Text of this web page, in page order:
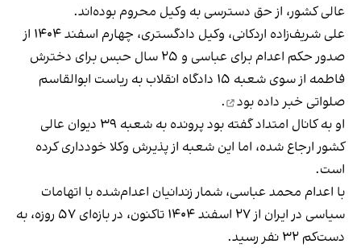
عالی کشور، از حق دسترسی به وکیل محروم بوده‌اند.
علی شریف‌زاده اردکانی، وکیل دادگستری، چهارم اسفند ۱۴۰۴ از
صدور حکم اعدام برای عباسی و ۲۵ سال حبس برای دخترش
فاطمه از سوی شعبه ۱۵ دادگاه انقلاب به ریاست ابوالقاسم
صلواتی خبر داده بود
.
او به کانال امتداد گفته بود پرونده به شعبه ۳۹ دیوان عالی
کشور ارجاع شده، اما این شعبه از پذیرش وکلا خودداری کرده
است.
با اعدام محمد عباسی، شمار زندانیان اعدام‌شده با اتهامات
سیاسی در ایران از ۲۷ اسفند ۱۴۰۴ تاکنون، در بازه‌ای ۵۷ روزه، به
دست‌کم ۳۲ نفر رسید.